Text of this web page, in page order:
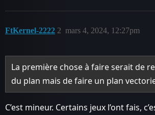
FtKernel-2222 mars 4, 2024, 12:27pm
2
La première chose à faire serait de
du plan mais de faire un plan
C’est mineur. Certains jeux l’ont fais,